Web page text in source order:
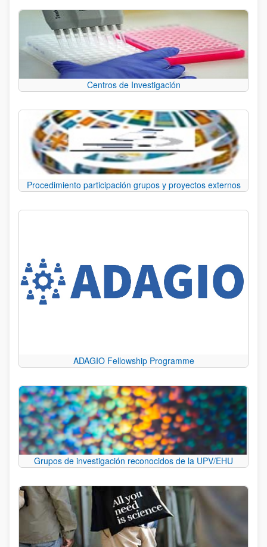
Centros de Investigación
Procedimiento participación grupos y proyectos externos
ADAGIO Fellowship Programme
Grupos de investigación reconocidos de la UPV/EHU